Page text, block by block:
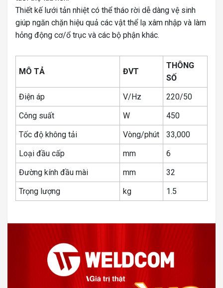
Thiết kế lưới tản nhiệt có thể tháo rời dễ dàng vệ sinh
giúp ngăn chặn hiệu quả các vật thể lạ xâm nhập và làm
hỏng động cơ/ổ trục và các bộ phận khác.
MÔ TẢ ĐVT
THÔNG
SỐ
Điện áp
V/Hz
220/50
Công suất
W
450
Tốc độ không tải
Vòng/phút
33,000
Loại đầu cấp
mm
6
Đường kính đầu mài
mm
32
Trọng lượng
kg 1.5